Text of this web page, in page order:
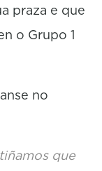
praza e que
o Grupo 1
no
que